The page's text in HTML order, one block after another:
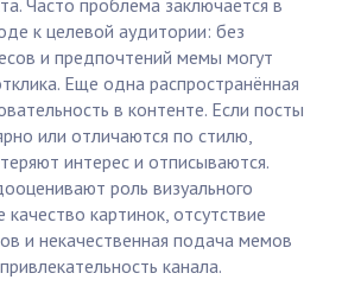
Часто проблема заключается в
к целевой аудитории: без
и предпочтений мемы могут
Еще одна распространённая
в контенте. Если посты
или отличаются по стилю,
интерес и отписываются.
роль визуального
картинок, отсутствие
и некачественная подача мемов
канала.